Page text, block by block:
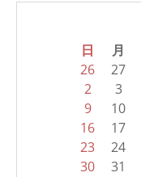
日 月
26 27
2
3
9
10
16
17
23
24
30
31